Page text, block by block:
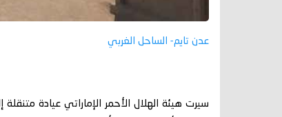
عدن تايم- الساحل الغربي
سيرت هيئة الهلال الأحمر الإماراتي عيادة